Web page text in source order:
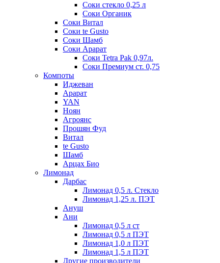
Соки стекло 0,25 л
Соки Органик
Соки Витал
Соки te Gusto
Соки Шамб
Соки Арарат
Соки Tetra Pak 0,97л.
Соки Премиум ст. 0,75
Компоты
Иджеван
Арарат
YAN
Ноян
Агроянс
Прошян Фуд
Витал
te Gusto
Шамб
Арцах Био
Лимонад
Дарбас
Лимонад 0,5 л. Стекло
Лимонад 1,25 л. ПЭТ
Ануш
Ани
Лимонад 0,5 л ст
Лимонад 0,5 л ПЭТ
Лимонад 1,0 л ПЭТ
Лимонад 1,5 л ПЭТ
Другие производители